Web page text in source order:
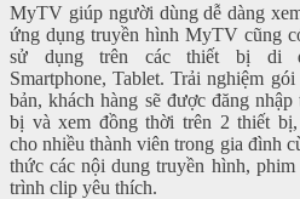
MyTV giúp người dùng dễ dàng
ứng dụng truyền hình MyTV cũng
sử dụng trên các thiết bị di
Smartphone, Tablet. Trải nghiệm
bản, khách hàng sẽ được đăng
bị và xem đồng thời trên 2 thiết bị,
cho nhiều thành viên trong gia đình
thức các nội dung truyền hình,
trình clip yêu thích.